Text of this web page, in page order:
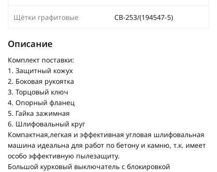
Щётки графитовые СВ-253/(194547-5)
Описание
Комплект поставки:
1. Защитный кожух
2. Боковая рукоятка
3. Торцовый ключ
4. Опорный фланец
5. Гайка зажимная
6. Шлифовальный круг
Компактная,легкая и эффективная угловая шлифовальная
машина идеальна для работ по бетону и камню, т.к. имеет
особо эффективную пылезащиту.
Большой курковый выключатель с блокировкой